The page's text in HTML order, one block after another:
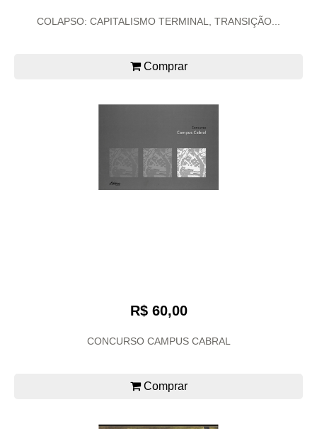
COLAPSO: CAPITALISMO TERMINAL, TRANSIÇÃO...
Comprar
R$ 60,00
CONCURSO CAMPUS CABRAL
Comprar